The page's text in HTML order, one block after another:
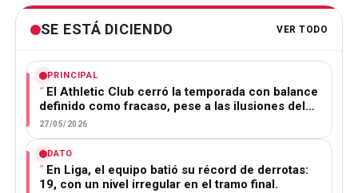
SE ESTÁ DICIENDO VER TODO
PRINCIPAL
El Athletic Club cerró la temporada con balance
definido como fracaso, pese a las ilusiones del…
27/05/2026
DATO
En Liga, el equipo batió su récord de derrotas:
19, con un nivel irregular en el tramo final.